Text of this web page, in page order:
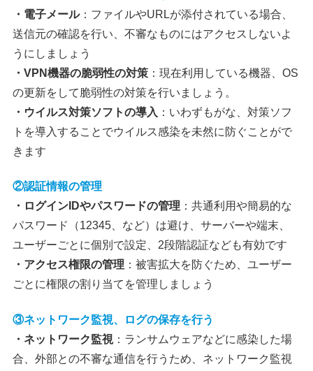
・電子メール：ファイルやURLが添付されている場合、
送信元の確認を行い、不審なものにはアクセスしないよ
うにしましょう
・VPN機器の脆弱性の対策 ：現在利用している機器、OS
の更新をして脆弱性の対策を行いましょう。
・ウイルス対策ソフトの導入 ：いわずもがな、対策ソフ
トを導入することでウイルス感染を未然に防ぐことがで
きます
②認証情報の管理
・ログインIDやパスワードの管理 ：共通利用や簡易的な
パスワード（12345、など）は避け、サーバーや端末、
ユーザーごとに個別で設定、2段階認証なども有効です
・アクセス権限の管理 ：被害拡大を防ぐため、ユーザー
ごとに権限の割り当てを管理しましょう
③ネットワーク監視、ログの保存を行う
・ネットワーク監視：ランサムウェアなどに感染した場
合、外部との不審な通信を行うため、ネットワーク監視